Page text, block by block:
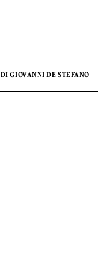
DI GIOVANNI DE STEFANO